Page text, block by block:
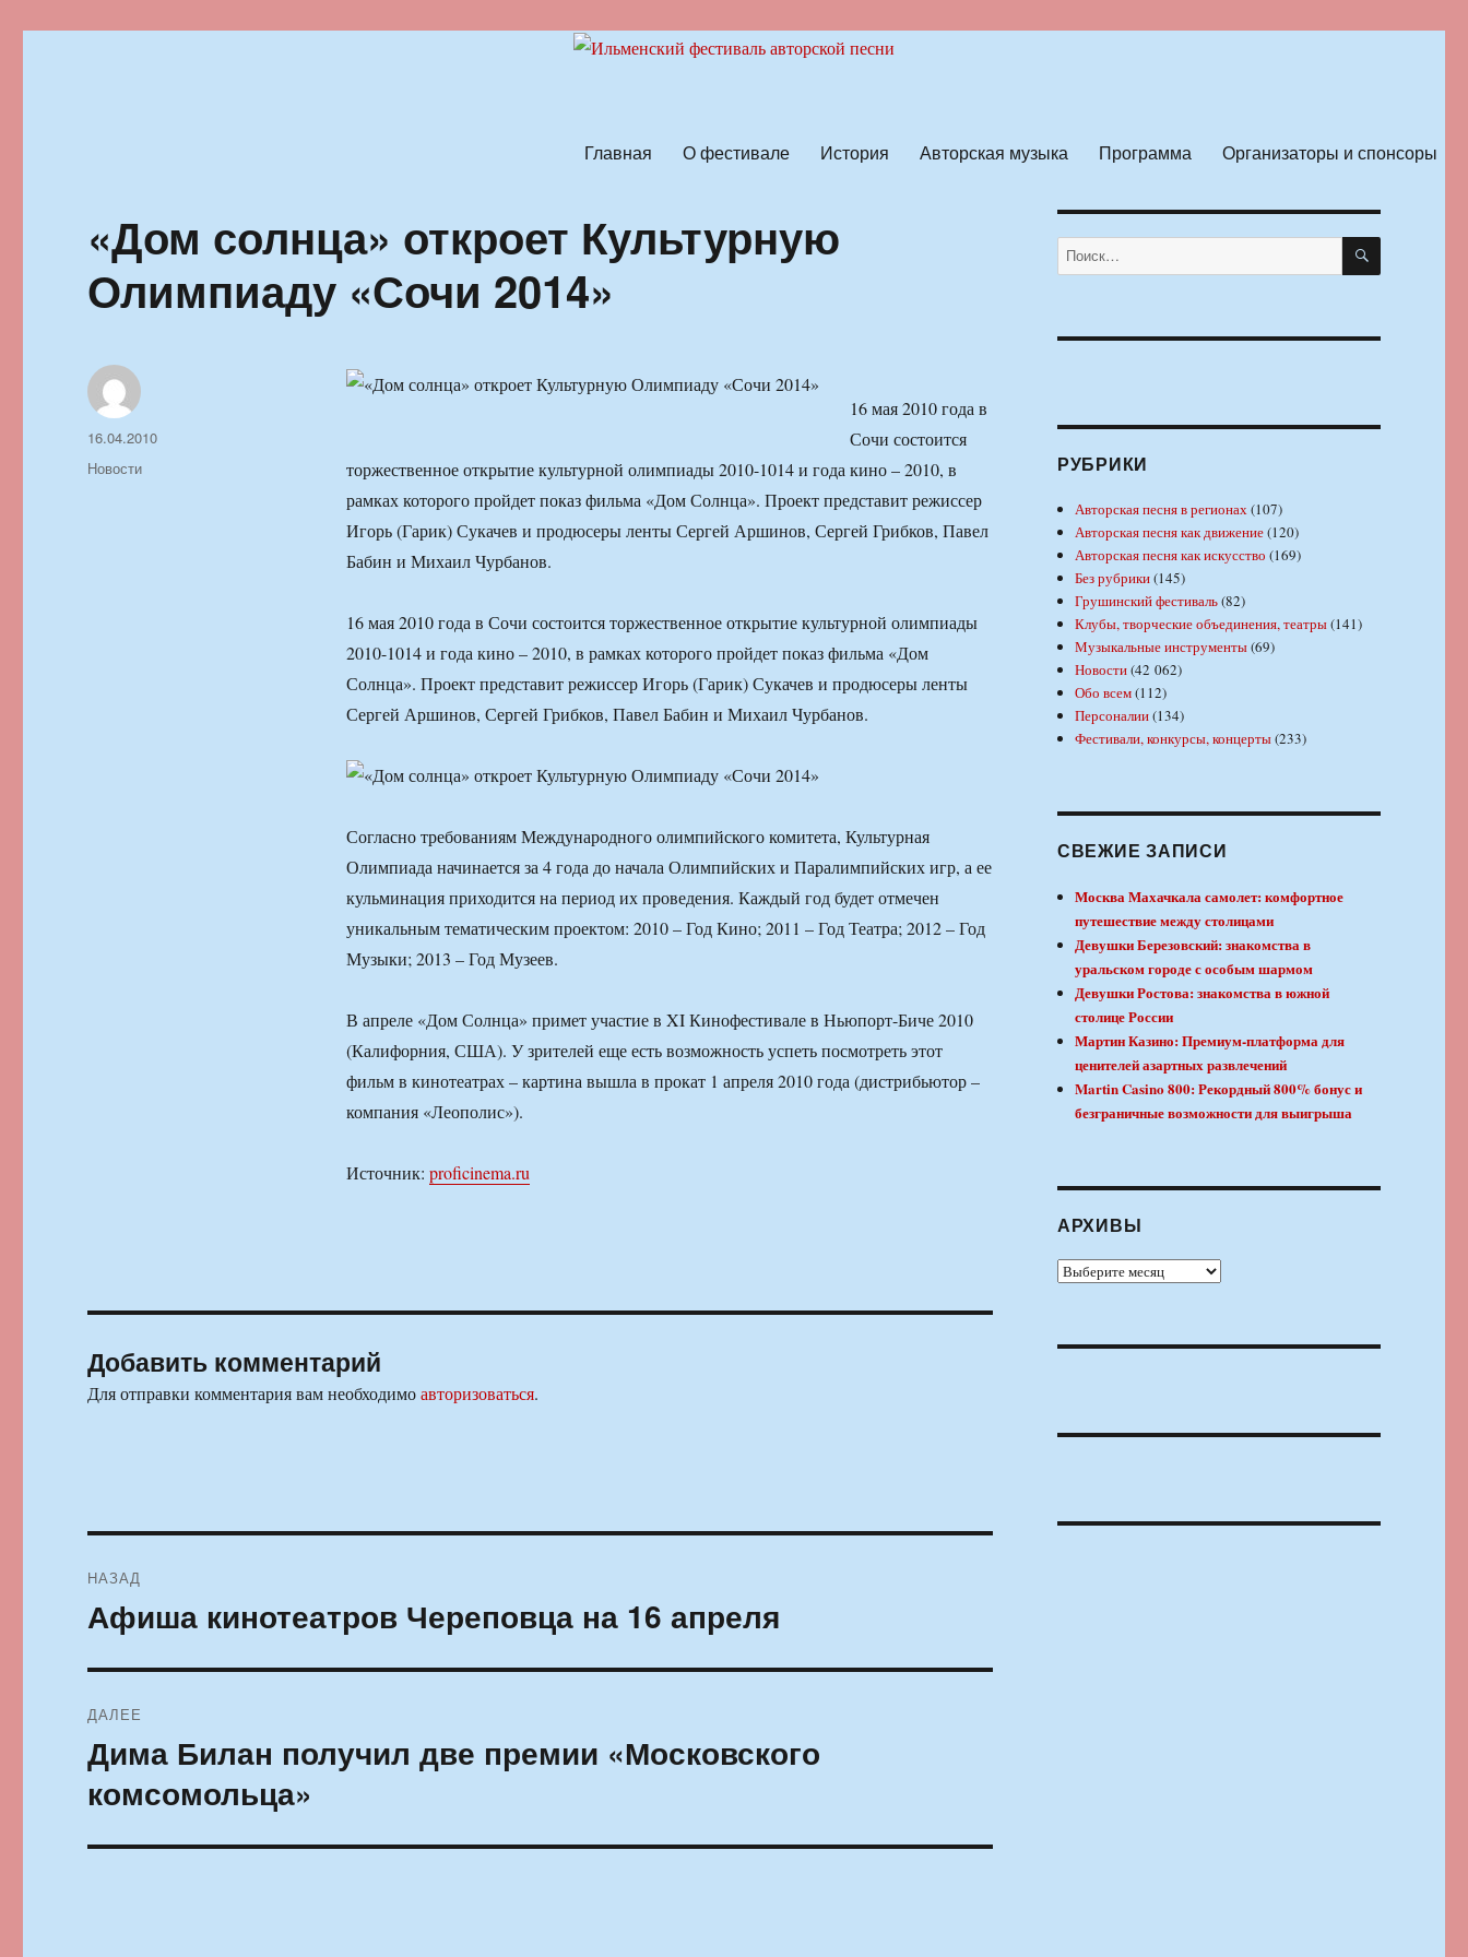
Главная О фестивале История Авторская музыка Программа Организаторы и спонсоры
«Дом солнца» откроет Культурную
Олимпиаду «Сочи 2014»
16 мая 2010 года в
Сочи состоится
торжественное открытие культурной олимпиады 2010-1014 и года кино – 2010, в
рамках которого пройдет показ фильма «Дом Солнца». Проект представит режиссер
Игорь (Гарик) Сукачев и продюсеры ленты Сергей Аршинов, Сергей Грибков, Павел
Бабин и Михаил Чурбанов.
16 мая 2010 года в Сочи состоится торжественное открытие культурной олимпиады
2010-1014 и года кино – 2010, в рамках которого пройдет показ фильма «Дом
Солнца». Проект представит режиссер Игорь (Гарик) Сукачев и продюсеры ленты
Сергей Аршинов, Сергей Грибков, Павел Бабин и Михаил Чурбанов.
Согласно требованиям Международного олимпийского комитета, Культурная
Олимпиада начинается за 4 года до начала Олимпийских и Паралимпийских игр, а ее
кульминация приходится на период их проведения. Каждый год будет отмечен
уникальным тематическим проектом: 2010 – Год Кино; 2011 – Год Театра; 2012 – Год
Музыки; 2013 – Год Музеев.
В апреле «Дом Солнца» примет участие в XI Кинофестивале в Ньюпорт-Биче 2010
(Калифорния, США). У зрителей еще есть возможность успеть посмотреть этот
фильм в кинотеатрах – картина вышла в прокат 1 апреля 2010 года (дистрибьютор –
компания «Леополис»).
Источник: proficinema.ru
Автор
Опубликовано
16.04.2010
Рубрики
Новости
Добавить комментарий
Для отправки комментария вам необходимоавторизоваться.
по
НАЗАД
Предыдущая
запись:
Афиша кинотеатров Череповца на 16 апреля
ДАЛЕЕ
Следующая
запись:
Дима Билан получил две премии «Московского
комсомольца»
Искать: ПОИСК
РУБРИКИ
Авторская песня в регионах(107)
Авторская песня как движение(120)
Авторская песня как искусство (169)
Без рубрики(145)
Грушинский фестиваль(82)
Клубы, творческие объединения, театры(141)
Музыкальные инструменты(69)
Новости(42 062)
Обо всем(112)
Персоналии(134)
Фестивали, конкурсы, концерты(233)
СВЕЖИЕ ЗАПИСИ
Москва Махачкала самолет: комфортное
путешествие между столицами
Девушки Березовский: знакомства в
уральском городе с особым шармом
Девушки Ростова: знакомства в южной
столице России
Мартин Казино: Премиум-платформа для
ценителей азартных развлечений
Martin Casino 800: Рекордный 800% бонус и
безграничные возможности для выигрыша
АРХИВЫ
Архивы